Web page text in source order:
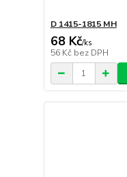
D 1415-1815 MH
68 Kč/ks
56 Kč bez DPH